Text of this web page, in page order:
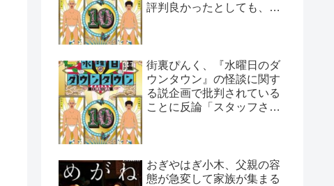
評判良かったとしても、や
街裏ぴんく、『水曜日のダ
ウンタウン』の怪談に関す
る説企画で批判されている
ことに反論「スタッフさん
おぎやはぎ小木、父親の容
態が急変して家族が集まる